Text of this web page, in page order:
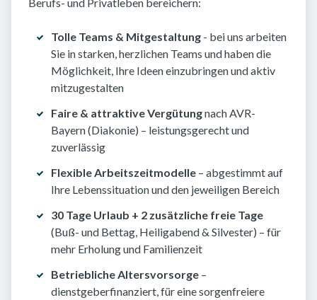
Tolle Teams & Mitgestaltung - bei uns arbeiten
Sie in starken, herzlichen Teams und haben die
Möglichkeit, Ihre Ideen einzubringen und aktiv
mitzugestalten
Faire & attraktive Vergütungnach AVR-
Bayern (Diakonie) – leistungsgerecht und
zuverlässig
Flexible Arbeitszeitmodelle – abgestimmt auf
Ihre Lebenssituation und den jeweiligen Bereich
30 Tage Urlaub + 2 zusätzliche freie Tage
(Buß- und Bettag, Heiligabend & Silvester) – für
mehr Erholung und Familienzeit
Betriebliche Altersvorsorge –
dienstgeberfinanziert, für eine sorgenfreiere